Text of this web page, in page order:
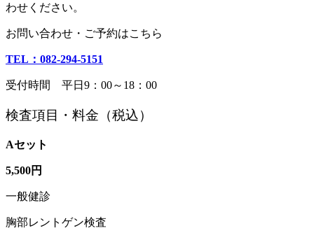
わせください。
お問い合わせ・ご予約はこちら
TEL：082-294-5151
受付時間 平日9：00～18：00
検査項目・料金（税込）
Aセット
5,500円
一般健診
胸部レントゲン検査